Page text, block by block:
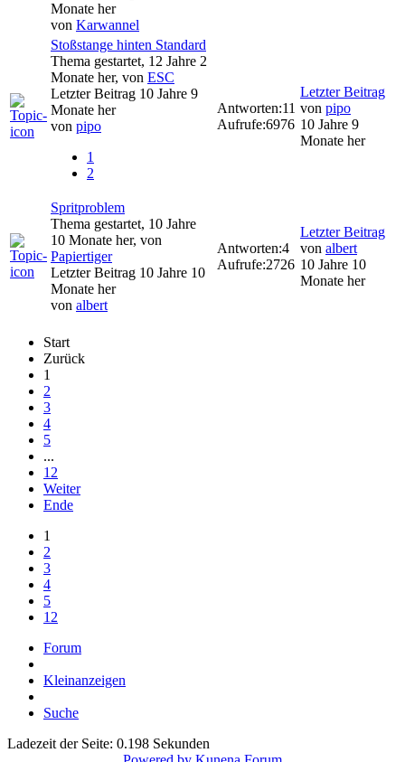
Monate her
von Karwannel
Stoßstange hinten Standard
Thema gestartet, 12 Jahre 2
Monate her, von ESC
Letzter Beitrag 10 Jahre 9
Monate her
von pipo
1
2
Antworten:11
Aufrufe:6976
Letzter Beitrag
von pipo
10 Jahre 9
Monate her
Spritproblem
Thema gestartet, 10 Jahre
10 Monate her, von
Papiertiger
Letzter Beitrag 10 Jahre 10
Monate her
von albert
Antworten:4
Aufrufe:2726
Letzter Beitrag
von albert
10 Jahre 10
Monate her
Start
Zurück
1
2
3
4
5
...
12
Weiter
Ende
1
2
3
4
5
12
Forum
Kleinanzeigen
Suche
Ladezeit der Seite: 0.198 Sekunden